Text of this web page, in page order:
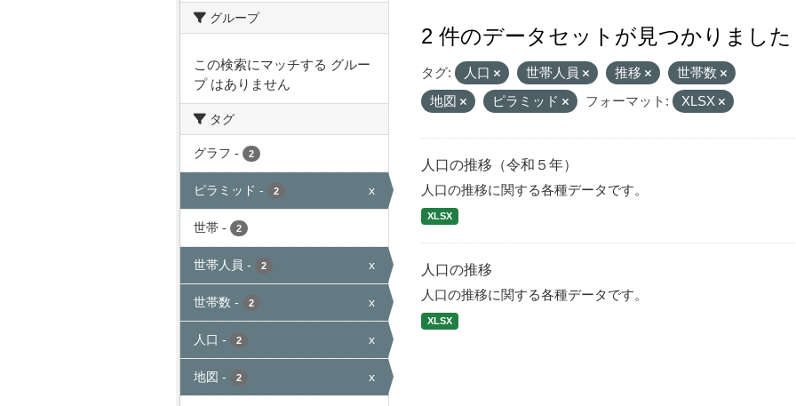
グループ
この検索にマッチする グルー
プ はありません
タグ
グラフ - 2
ピラミッド - 2 x
世帯 - 2
世帯人員 - 2 x
世帯数 - 2 x
人口 - 2 x
地図 - 2 x
2 件のデータセットが見つかりました
タグ: 人口 世帯人員 推移
世帯数
地図
ピラミッド フォーマット: XLSX
人口の推移（令和５年）
人口の推移に関する各種データです。
XLSX
人口の推移
人口の推移に関する各種データです。
XLSX